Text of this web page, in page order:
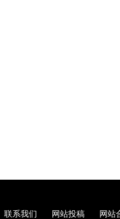
联系我们 网站投稿 网站